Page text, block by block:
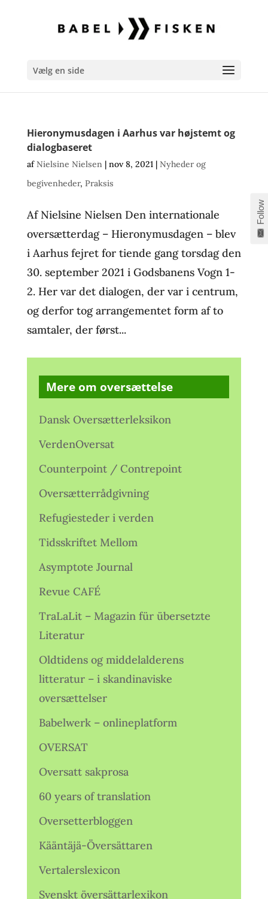
Vælg en side
Hieronymusdagen i Aarhus var højstemt og
dialogbaseret
afNielsine Nielsen| nov 8, 2021| Nyheder og
begivenheder, Praksis
Af Nielsine Nielsen Den internationale
oversætterdag – Hieronymusdagen – blev
i Aarhus fejret for tiende gang torsdag den
30. september 2021 i Godsbanens Vogn 1-
2. Her var det dialogen, der var i centrum,
og derfor tog arrangementet form af to
samtaler, der først...
Mere om oversættelse
Dansk Oversætterleksikon
VerdenOversat
Counterpoint / Contrepoint
Oversætterrådgivning
Refugiesteder i verden
Tidsskriftet Mellom
Asymptote Journal
Revue CAFÉ
TraLaLit – Magazin für übersetzte
Literatur
Oldtidens og middelalderens
litteratur – i skandinaviske
oversættelser
Babelwerk – onlineplatform
OVERSAT
Oversatt sakprosa
60 years of translation
Oversetterbloggen
Kääntäjä-Översättaren
Vertalerslexicon
Svenskt översättarlexikon
Follow